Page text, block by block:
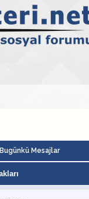
Bugünkü Mesajlar